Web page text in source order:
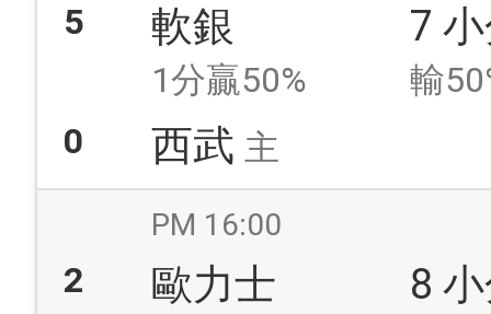
5 軟銀
1分贏50%
0
西武 主
7
輸
PM 16:00
2 歐力士 8